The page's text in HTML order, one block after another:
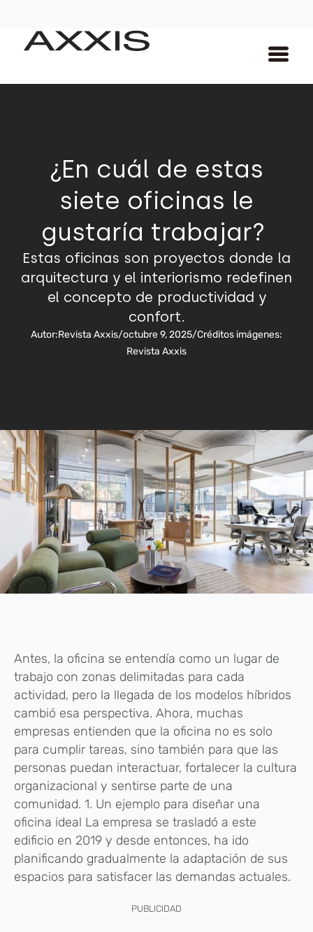
¿En cuál de estas
siete oficinas le
gustaría trabajar?
Estas oficinas son proyectos donde la
arquitectura y el interiorismo redefinen
el concepto de productividad y
confort.
Autor:Revista Axxis/octubre 9, 2025/Créditos imágenes:
Revista Axxis
Antes, la oficina se entendía como un lugar de
trabajo con zonas delimitadas para cada
actividad, pero la llegada de los modelos híbridos
cambió esa perspectiva. Ahora, muchas
empresas entienden que la oficina no es solo
para cumplir tareas, sino también para que las
personas puedan interactuar, fortalecer la cultura
organizacional y sentirse parte de una
comunidad. 1. Un ejemplo para diseñar una
oficina ideal La empresa se trasladó a este
edificio en 2019 y desde entonces, ha ido
planificando gradualmente la adaptación de sus
espacios para satisfacer las demandas actuales.
PUBLICIDAD